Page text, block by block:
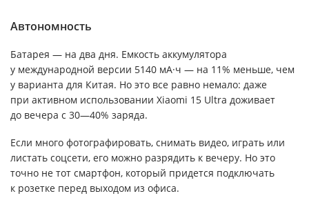
Автономность
Батарея — на два дня. Емкость аккумулятора
у международной версии 5140 мА·ч — на 11% меньше, чем
у варианта для Китая. Но это все равно немало: даже
при активном использовании Xiaomi 15 Ultra доживает
до вечера с 30—40% заряда.
Если много фотографировать, снимать видео, играть или
листать соцсети, его можно разрядить к вечеру. Но это
точно не тот смартфон, который придется подключать
к розетке перед выходом из офиса.